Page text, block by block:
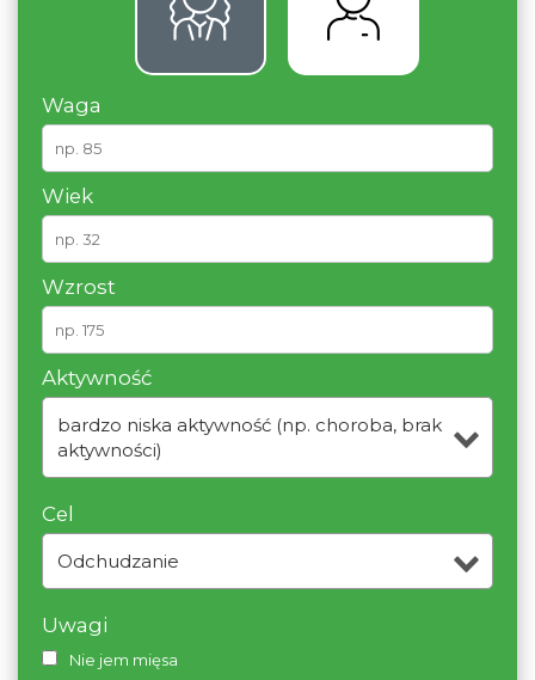
Waga
Wiek
Wzrost
Aktywność
bardzo niska aktywność (np. choroba, brak
aktywności)
Cel
Odchudzanie
Uwagi
Nie jem mięsa